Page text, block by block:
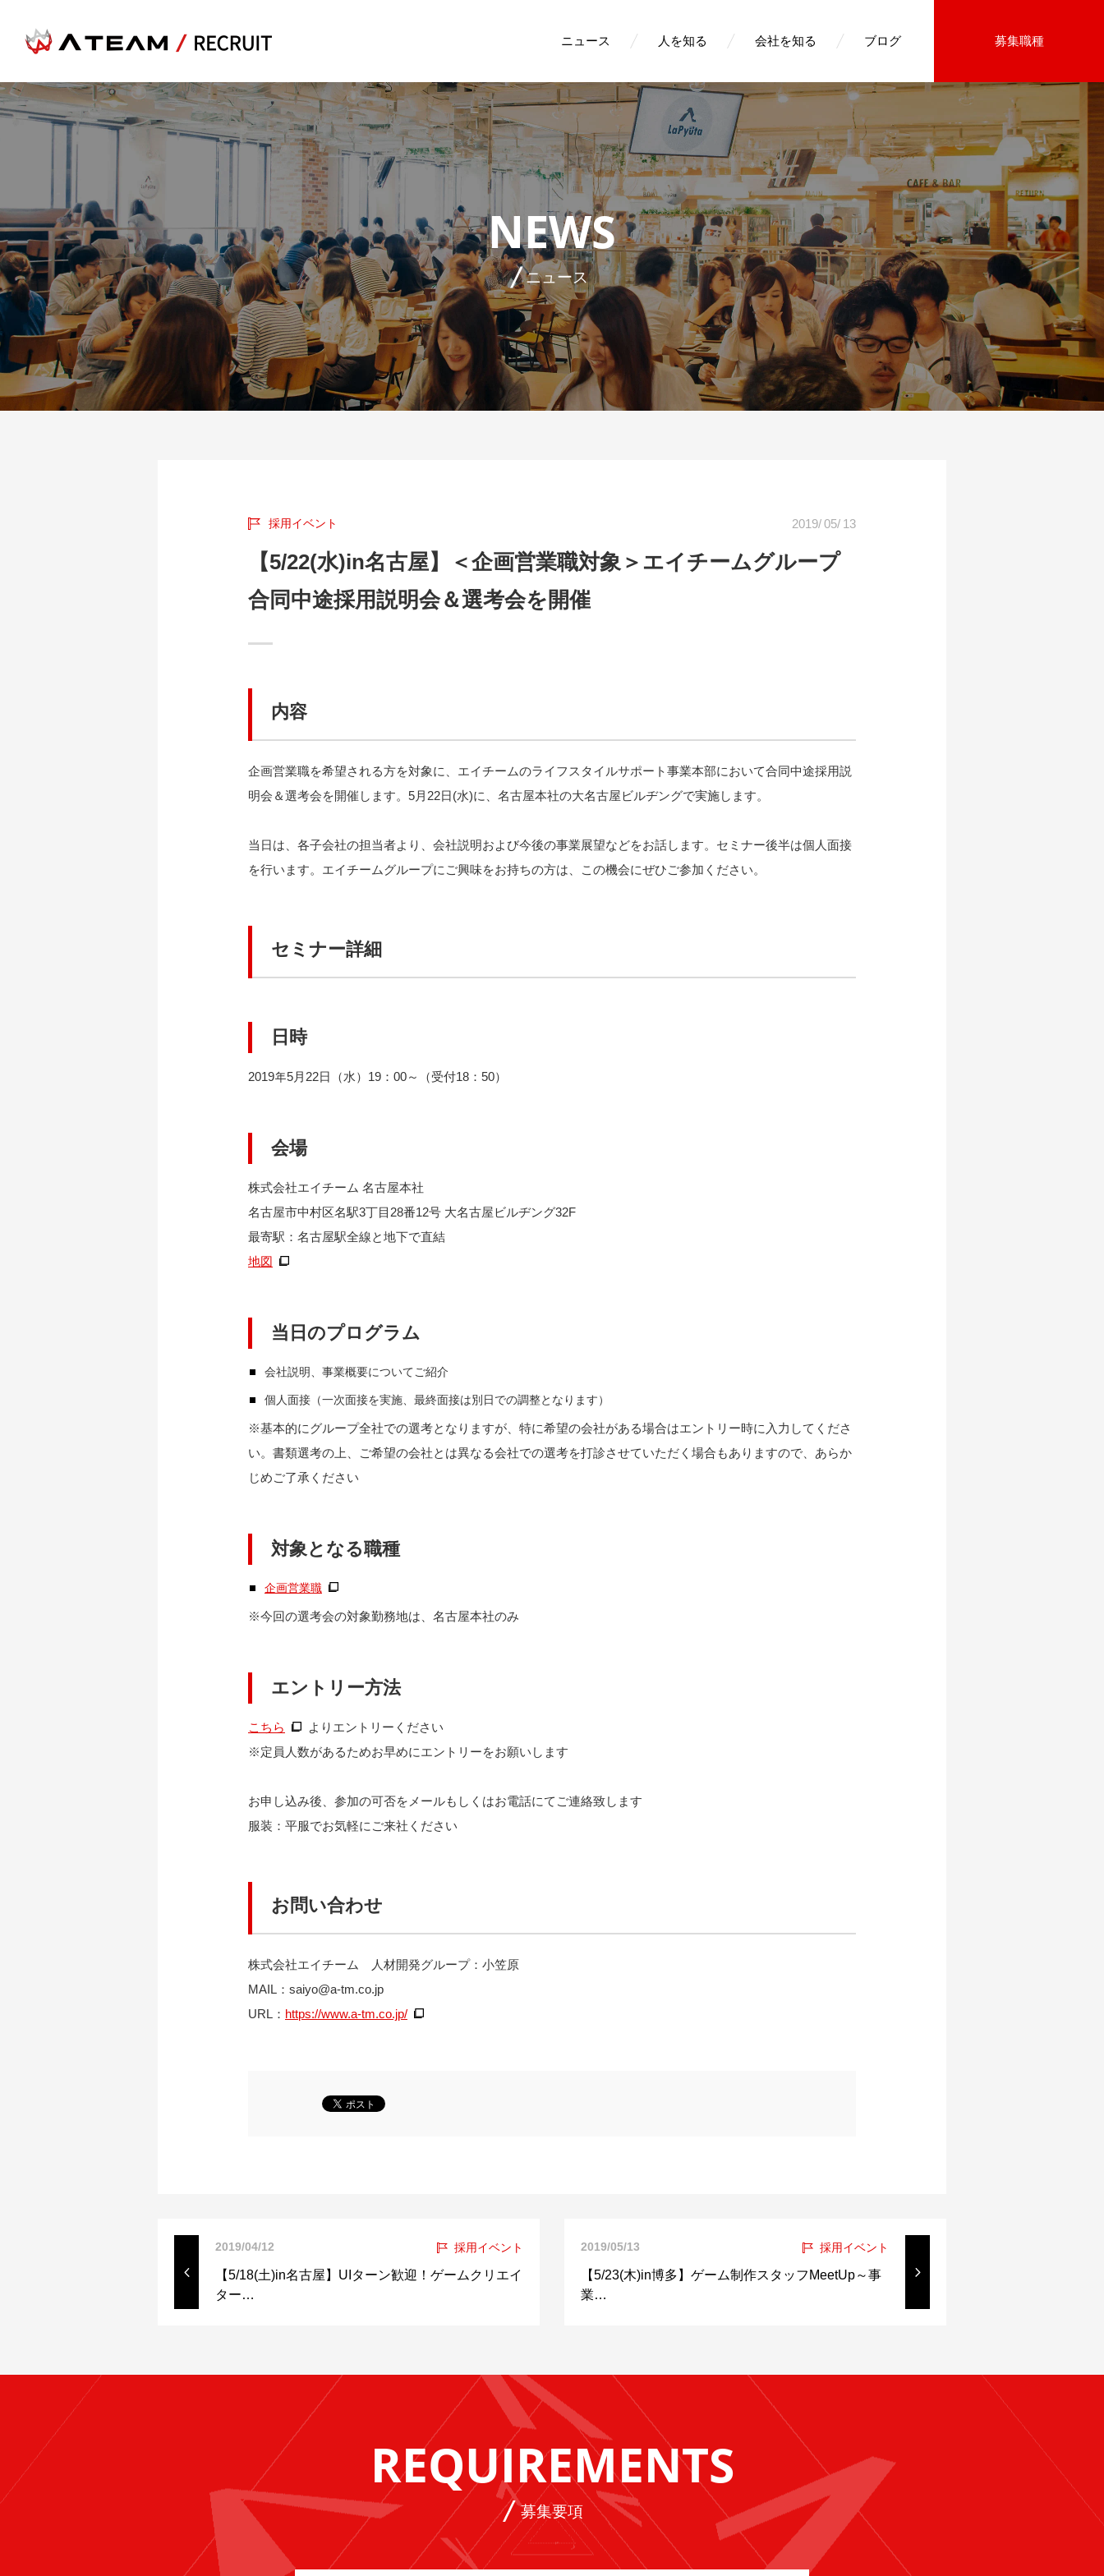
ニュース 人を知る 会社を知る ブログ 募集職種
NEWS
ニュース
採用イベント 2019/05/ 13
【5/22(水)in名古屋】＜企画営業職対象＞エイチームグループ
合同中途採用説明会＆選考会を開催
内容
企画営業職を希望される方を対象に、エイチームのライフスタイルサポート事業本部において合同中途採用説
明会＆選考会を開催します。5月22日(水)に、名古屋本社の大名古屋ビルヂングで実施します。
当日は、各子会社の担当者より、会社説明および今後の事業展望などをお話します。セミナー後半は個人面接
を行います。エイチームグループにご興味をお持ちの方は、この機会にぜひご参加ください。
セミナー詳細
日時
2019年5月22日（水）19：00～（受付18：50）
会場
株式会社エイチーム 名古屋本社
名古屋市中村区名駅3丁目28番12号 大名古屋ビルヂング32F
最寄駅：名古屋駅全線と地下で直結
地図
当日のプログラム
会社説明、事業概要についてご紹介
個人面接（一次面接を実施、最終面接は別日での調整となります）
※基本的にグループ全社での選考となりますが、特に希望の会社がある場合はエントリー時に入力してくださ
い。書類選考の上、ご希望の会社とは異なる会社での選考を打診させていただく場合もありますので、あらか
じめご了承ください
対象となる職種
企画営業職
※今回の選考会の対象勤務地は、名古屋本社のみ
エントリー方法
こちら
よりエントリーください
※定員人数があるためお早めにエントリーをお願いします
お申し込み後、参加の可否をメールもしくはお電話にてご連絡致します
服装：平服でお気軽にご来社ください
お問い合わせ
株式会社エイチーム 人材開発グループ：小笠原
MAIL： saiyo@a-tm.co.jp
URL： https://www.a-tm.co.jp/
2019/04/12 採用イベント
【5/18(土)in名古屋】UIターン歓迎！ゲームクリエイ
ター…
2019/05/13 採用イベント
【5/23(木)in博多】ゲーム制作スタッフMeetUp～事
業…
REQUIREMENTS
募集要項